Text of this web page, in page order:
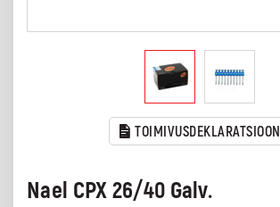
TOIMIVUSDEKLARATSIOON
Nael CPX 26/40 Galv.